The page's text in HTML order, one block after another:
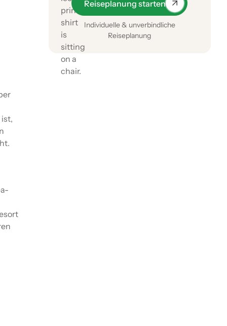
Reiseplanung starten
Individuelle & unverbindliche
Reiseplanung